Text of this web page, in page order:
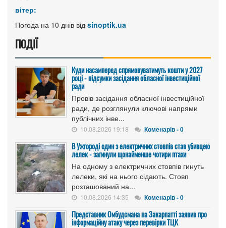
вітер:
Погода на 10 днів від sinoptik.ua
ПОДІЇ
Куди насамперед спрямовуватимуть кошти у 2027
році - підсумки засідання обласної інвестиційної
ради
Провів засідання обласної інвестиційної
ради, де розглянули ключові напрями
публічних інве...
10.08.2026 19:18 Коменарів - 0
В Ужгороді один з електричних стовпів став убивцею
лелек - загинули щонайменше чотири птахи
На одному з електричних стовпів гинуть
лелеки, які на нього сідають. Стовп
розташований на...
10.08.2026 14:35 Коменарів - 0
Представник Омбудсмана на Закарпатті заявив про
інформаційну атаку через перевірки ТЦК